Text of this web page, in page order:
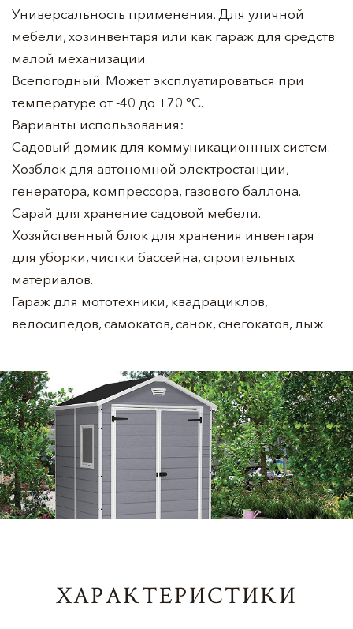
Универсальность применения. Для уличной
мебели, хозинвентаря или как гараж для средств
малой механизации.
Всепогодный. Может эксплуатироваться при
температуре от -40 до +70 °С.
Варианты использования:
Садовый домик для коммуникационных систем.
Хозблок для автономной электростанции,
генератора, компрессора, газового баллона.
Сарай для хранение садовой мебели.
Хозяйственный блок для хранения инвентаря
для уборки, чистки бассейна, строительных
материалов.
Гараж для мототехники, квадрациклов,
велосипедов, самокатов, санок, снегокатов, лыж.
ХАРАКТЕРИСТИКИ